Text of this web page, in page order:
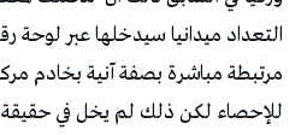
التعداد ميدانيا سيدخلها عبر لوحة
مرتبطة مباشرة بصفة آنية بخادم
للإحصاء لكن ذلك لم يخل في